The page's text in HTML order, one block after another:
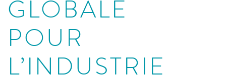
GLOBALE
POUR
L’INDUSTRIE